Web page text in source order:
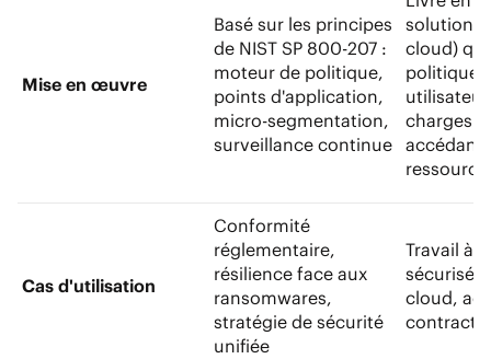
Mise en œuvre
Basé sur les principes
de NIST SP 800-207 :
moteur de politique,
points d'application,
micro-segmentation,
surveillance continue
solution
cloud)
charges
accédant
Cas d'utilisation
Conformité
réglementaire,
résilience face aux
ransomwares,
stratégie de sécurité
unifiée
Travail à
sécurisé,
cloud,